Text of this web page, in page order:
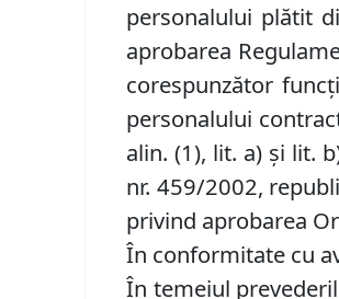
personalului plătit
aprobarea
corespunzător
personalului
alin. (1), lit. a) şi lit.
nr. 459/2002,
privind aprobarea
În conformitate cu
În temeiul